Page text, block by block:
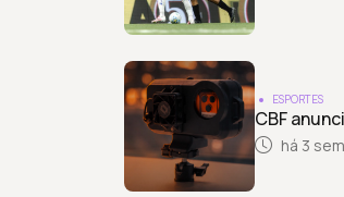
ESPORTES
CBF
há 3